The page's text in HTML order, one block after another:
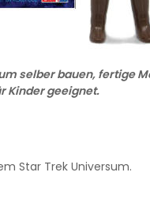
selber bauen, fertige
Kinder geeignet.
Star Trek Universum.